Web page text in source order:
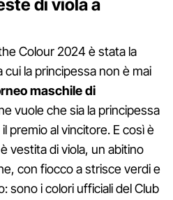
di viola a
Colour 2024 è stata la
la principessa non è mai
maschile di
vuole che sia la principessa
premio al vincitore. E così è
vestita di viola, un abitino
con fiocco a strisce verdi e
sono i colori ufficiali del Club